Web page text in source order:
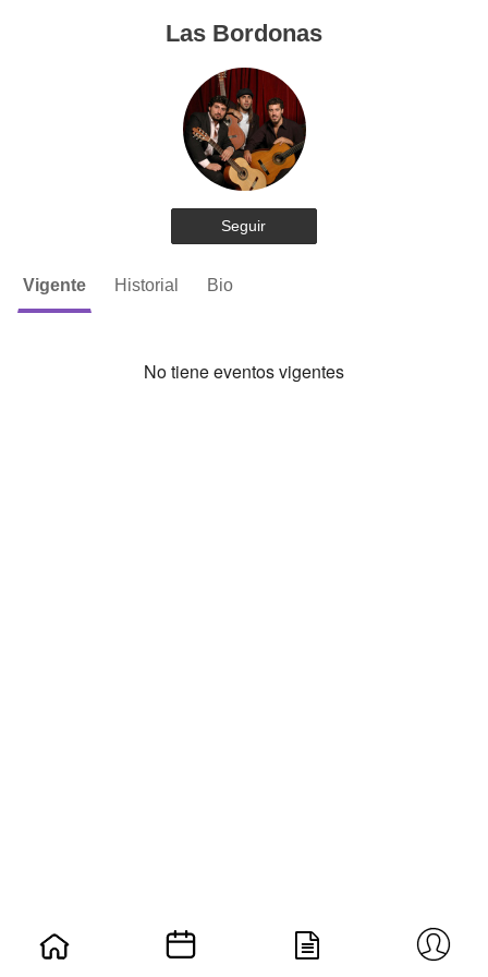
Las Bordonas
Seguir
Vigente Historial Bio
No tiene eventos vigentes